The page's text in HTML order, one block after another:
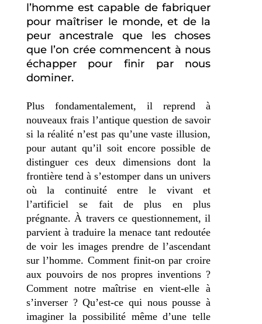
l’homme est capable de fabriquer
pour maîtriser le monde, et de la
peur ancestrale que les choses
que l’on crée commencent à nous
échapper pour finir par nous
dominer.
Plus fondamentalement, il reprend à
nouveaux frais l’antique question de savoir
si la réalité n’est pas qu’une vaste illusion,
pour autant qu’il soit encore possible de
distinguer ces deux dimensions dont la
frontière tend à s’estomper dans un univers
où la continuité entre le vivant et
l’artificiel se fait de plus en plus
prégnante. À travers ce questionnement, il
parvient à traduire la menace tant redoutée
de voir les images prendre de l’ascendant
sur l’homme. Comment finit-on par croire
aux pouvoirs de nos propres inventions ?
Comment notre maîtrise en vient-elle à
s’inverser ? Qu’est-ce qui nous pousse à
imaginer la possibilité même d’une telle